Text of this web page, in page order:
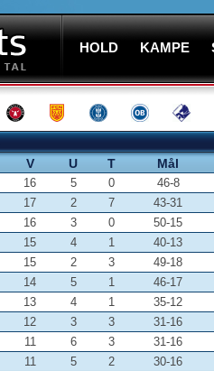
HOLD KAMPE
V U T Mål
16 5 0
46-8
17 2 7
43-31
16 3 0
50-15
15 4 1
40-13
15 2 3
49-18
14 5 1
46-17
13 4 1
35-12
12 3 3
31-16
11 6 3
31-16
11 5 2
30-16